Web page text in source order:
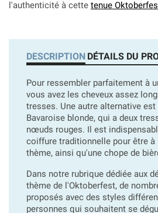
l'authenticité à cette tenue
DESCRIPTION DÉTAILS DU
Pour ressembler parfaitement à
vous avez les cheveux assez
tresses. Une autre alternative est
Bavaroise blonde, qui a deux
nœuds rouges. Il est
coiffure traditionnelle pour être à
thème, ainsi qu'une chope de
Dans notre rubrique dédiée aux
thème de l'Oktoberfest, de
proposés avec des styles
personnes qui souhaitent se